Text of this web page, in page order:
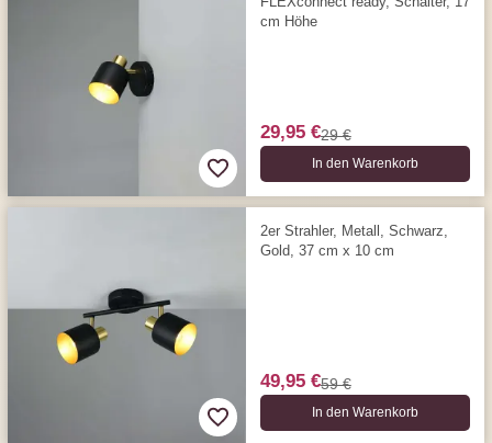
cm Höhe
29,95 €29 €
In den Warenkorb
2er Strahler, Metall, Schwarz,
Gold, 37 cm x 10 cm
49,95 €59 €
In den Warenkorb